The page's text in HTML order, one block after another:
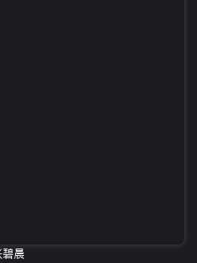
晨